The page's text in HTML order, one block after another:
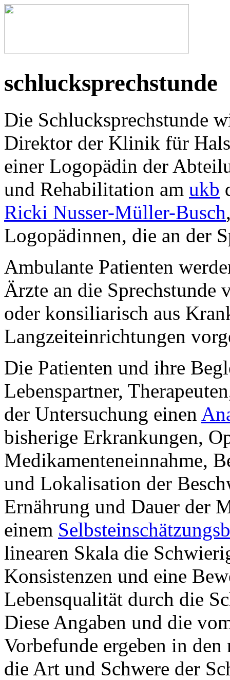
schlucksprechstunde
Die Schlucksprechstunde
Direktor der Klinik für
einer Logopädin der
und Rehabilitation am ukb
Ricki Nusser-Müller-Busch
Logopädinnen, die an der
Ambulante Patienten
Ärzte an die Sprechstunde
oder konsiliarisch aus
Langzeiteinrichtungen
Die Patienten und ihre
Lebenspartner,
der Untersuchung einen
bisherige Erkrankungen,
Medikamenteneinnahme,
und Lokalisation der
Ernährung und Dauer der
einem
linearen Skala die
Konsistenzen und eine
Lebensqualität durch die
Diese Angaben und die
Vorbefunde ergeben in
die Art und Schwere der